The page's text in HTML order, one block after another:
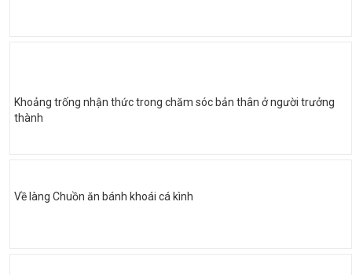
Khoảng trống nhận thức trong chăm sóc bản thân ở người trưởng
thành
Về làng Chuồn ăn bánh khoái cá kình